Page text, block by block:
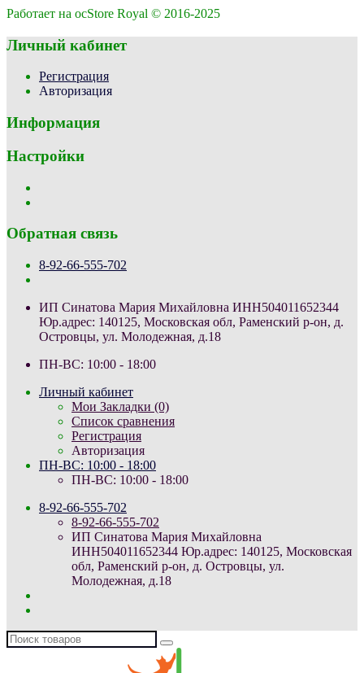
Работает на ocStore Royal © 2016-2025
Личный кабинет
Регистрация
Авторизация
Информация
Настройки
Обратная связь
8-92-66-555-702
ИП Синатова Мария Михайловна ИНН504011652344
Юр.адрес: 140125, Московская обл, Раменский р-он, д.
Островцы, ул. Молодежная, д.18
ПН-ВС: 10:00 - 18:00
Личный кабинет
Мои Закладки (0)
Список сравнения
Регистрация
Авторизация
ПН-ВС: 10:00 - 18:00
ПН-ВС: 10:00 - 18:00
8-92-66-555-702
8-92-66-555-702
ИП Синатова Мария Михайловна
ИНН504011652344 Юр.адрес: 140125, Московская
обл, Раменский р-он, д. Островцы, ул.
Молодежная, д.18